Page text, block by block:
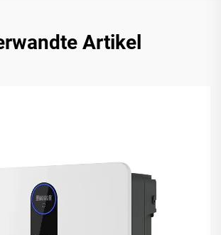
Artikel